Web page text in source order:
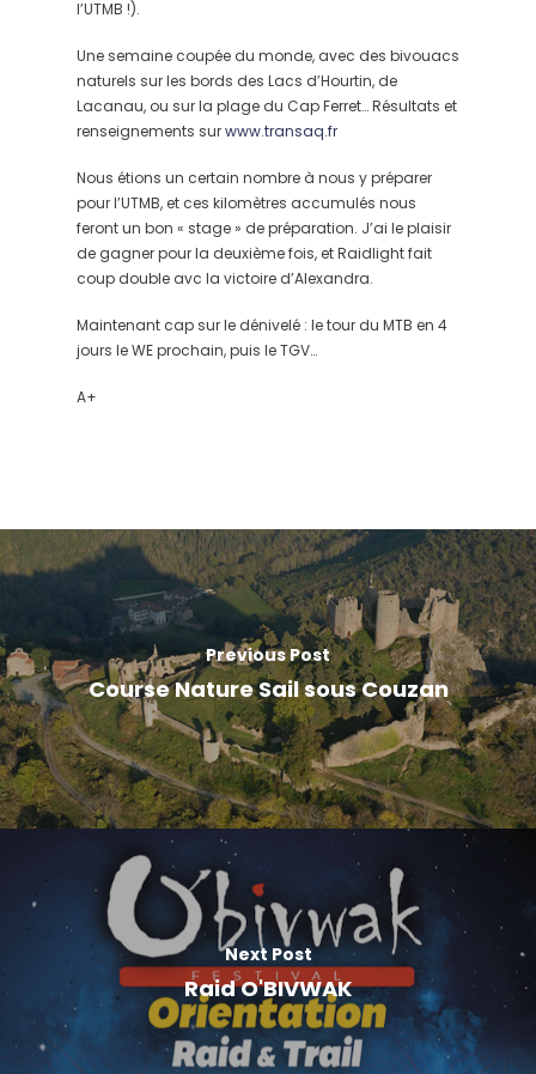
l’UTMB !).
Une semaine coupée du monde, avec des bivouacs
naturels sur les bords des Lacs d’Hourtin, de
Lacanau, ou sur la plage du Cap Ferret… Résultats et
renseignements surwww.transaq.fr
Nous étions un certain nombre à nous y préparer
pour l’UTMB, et ces kilomètres accumulés nous
feront un bon « stage » de préparation. J’ai le plaisir
de gagner pour la deuxième fois, et Raidlight fait
coup double avc la victoire d’Alexandra.
Maintenant cap sur le dénivelé : le tour du MTB en 4
jours le WE prochain, puis le TGV…
A+
Previous Post
Course Nature Sail sous Couzan
Next Post
Raid O'BIVWAK